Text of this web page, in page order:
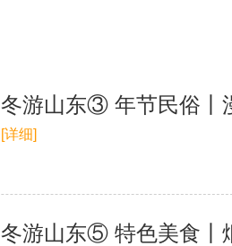
冬游山东③ 年节民俗丨
[详细]
冬游山东⑤ 特色美食丨